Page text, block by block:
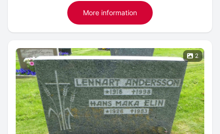
More information
2